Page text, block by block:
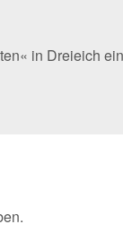
in Dreieich